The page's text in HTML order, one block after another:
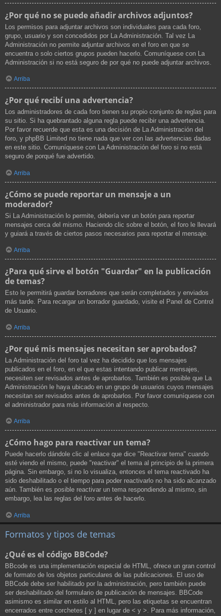
¿Por qué no se puede añadir archivos adjuntos?
Los permisos para adjuntar archivos son individuales para cada foro,
grupo, usuario y son concedidos por La Administración. Tal vez La
Administración no permite adjuntar archivos en el foro en que se
encuentra o solo ciertos grupos pueden hacerlo. Comuníquese con La
Administración si no está seguro de por qué no puede adjuntar archivos.
Arriba
¿Por qué recibí una advertencia?
Los administradores de cada foro tienen su propio conjunto de reglas para
su sitio. Si ha quebrantado alguna regla puede recibir una advertencia.
Por favor recuerde que esta es una decisión de La Administración del
foro, y phpBB Limited no tiene nada que ver con las advertencias dadas
en este sitio. Comuníquese con La Administración del foro si no está
seguro de porqué fue advertido.
Arriba
¿Cómo se puede reportar un mensaje a un
moderador?
Si La Administración lo permite, debería ver un botón para reportar
mensajes cerca del mismo. Haciendo clic sobre el botón, el foro le llevará
y guiará a través de ciertos pasos necesarios para reportar el mensaje.
Arriba
¿Para qué sirve el botón "Guardar" en la publicación
de temas?
Esto le permitirá guardar borradores que serán completados y enviados
más tarde. Para recargar un borrador guardado, visite el Panel de Control
de Usuario.
Arriba
¿Por qué mis mensajes necesitan ser aprobados?
La Administración del foro tal vez ha decidido que los mensajes
publicados en el foro, en el que estas intentando publicar mensajes,
necesiten ser revisados antes de aprobarlos. También es posible que La
Administración le haya ubicado en un grupo de usuarios cuyos mensajes
necesitan ser revisados antes de aprobarlos. Por favor comuníquese con
el administrador para más información al respecto.
Arriba
¿Cómo hago para reactivar un tema?
Puede hacerlo dándole clic al enlace que dice "Reactivar tema" cuando
esté viendo el mismo, puede "reactivar" el tema al principio de la primera
página. Sin embargo, si no lo visualiza, entonces el tema reactivado ha
sido deshabilitado o el tiempo para poder reactivarlo no ha sido alcanzado
aún. También es posible reactivar un tema respondiendo al mismo, sin
embargo, lea las reglas del foro antes de hacerlo.
Arriba
Formatos y tipos de temas
¿Qué es el código BBCode?
BBcode es una implementación especial de HTML, ofrece un gran control
de formato de los objetos particulares de las publicaciones. El uso de
BBCode debe ser habilitado por la administración, pero también puede
ser deshabilitado del formulario de publicación de mensajes. BBCode
asimismo es similar en estilo al HTML, pero las etiquetas se encuentran
encerrados entre corchetes [ y ] en lugar de < y >. Para más información,